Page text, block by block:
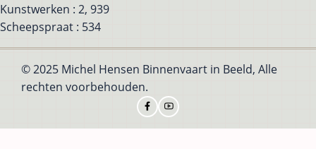
Kunstwerken : 2, 939
Scheepspraat : 534
© 2025 Michel Hensen Binnenvaart in Beeld, Alle
rechten voorbehouden.